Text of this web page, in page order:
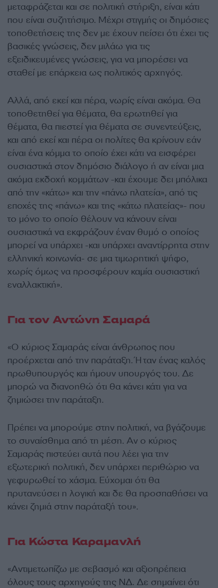
μεταφράζεται και σε πολιτική στήριξη, είναι κάτι
που είναι συζητήσιμο. Μέχρι στιγμής οι δημόσιες
τοποθετήσεις της δεν με έχουν πείσει ότι έχει τις
βασικές γνώσεις, δεν μιλάω για τις
εξειδικευμένες γνώσεις, για να μπορέσει να
σταθεί με επάρκεια ως πολιτικός αρχηγός.
Αλλά, από εκεί και πέρα, νωρίς είναι ακόμα. Θα
τοποθετηθεί για θέματα, θα ερωτηθεί για
θέματα, θα πιεστεί για θέματα σε συνεντεύξεις,
και από εκεί και πέρα οι πολίτες θα κρίνουν εάν
είναι ένα κόμμα το οποίο έχει κάτι να εισφέρει
ουσιαστικά στον δημόσιο διάλογο ή αν είναι μια
ακόμα εκδοχή κομμάτων -και έχουμε δει μπόλικα
από την «κάτω» και την «πάνω πλατεία», από τις
εποχές της «πάνω» και της «κάτω πλατείας»- που
το μόνο το οποίο θέλουν να κάνουν είναι
ουσιαστικά να εκφράζουν έναν θυμό ο οποίος
μπορεί να υπάρχει -και υπάρχει αναντίρρητα στην
ελληνική κοινωνία- σε μια τιμωρητική ψήφο,
χωρίς όμως να προσφέρουν καμία ουσιαστική
εναλλακτική».
Για τον Αντώνη Σαμαρά
«Ο κύριος Σαμαράς είναι άνθρωπος που
προέρχεται από την παράταξη. Ήταν ένας καλός
πρωθυπουργός και ήμουν υπουργός του. Δε
μπορώ να διανοηθώ ότι θα κάνει κάτι για να
ζημιώσει την παράταξη.
Πρέπει να μπορούμε στην πολιτική, να βγάζουμε
το συναίσθημα από τη μέση. Αν ο κύριος
Σαμαράς πιστεύει αυτά που λέει για την
εξωτερική πολιτική, δεν υπάρχει περιθώριο να
γεφυρωθεί το χάσμα. Εύχομαι ότι θα
πρυτανεύσει η λογική και δε θα προσπαθήσει να
κάνει ζημιά στην παράταξή του».
Για Κώστα Καραμανλή
«Αντιμετωπίζω με σεβασμό και αξιοπρέπεια
όλους τους αρχηγούς της ΝΔ. Δε σημαίνει ότι